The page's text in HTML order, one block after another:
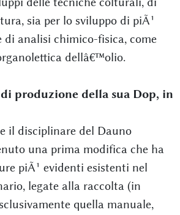
sia per lo sviluppo di piÃ¹
analisi chimico-fisica, come
dellâ€™olio.
produzione della sua Dop, in
il disciplinare del Dauno
una prima modifica che ha
piÃ¹ evidenti esistenti nel
legate alla raccolta (in
quella manuale,